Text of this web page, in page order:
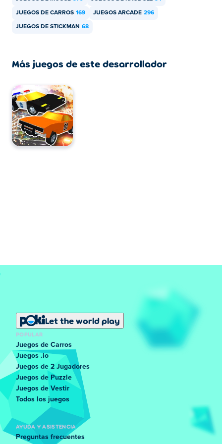
Zeepkist: Crash 2D se puede jugar en tu computadora y
dispositivos móviles como teléfonos y tabletas.
JUEGOS DE CARROS 169 JUEGOS ARCADE 296
JUEGOS DE STICKMAN 68
Más juegos de este desarrollador
Let the world play
POPULAR
Juegos de Carros
Juegos .io
Juegos de 2 Jugadores
Juegos de Puzzle
Juegos de Vestir
Todos los juegos
AYUDA Y ASISTENCIA
Preguntas frecuentes